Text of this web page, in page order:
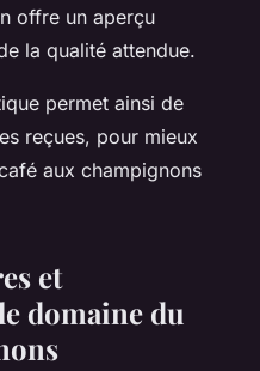
offre un aperçu
la qualité attendue.
permet ainsi de
reçues, pour mieux
aux champignons
et
domaine du